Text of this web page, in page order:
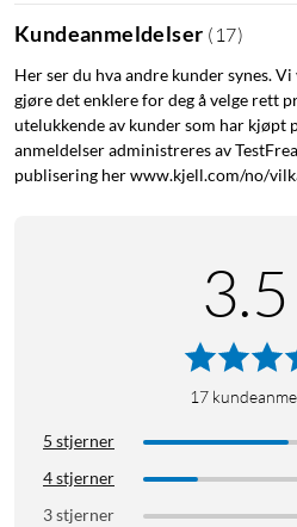
Kundeanmeldelser ( 17)
Her ser du hva andre kunder synes.
gjøre det enklere for deg å velge rett
utelukkende av kunder som har kjøpt
anmeldelser administreres av
publisering her www.kjell.com/no/
3.5
17
5 stjerner
4 stjerner
3 stjerner